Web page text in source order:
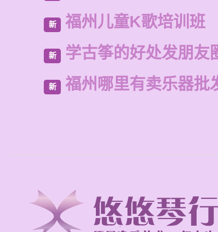
新 福州儿童K歌培训班
新 学古筝的好处发朋友
新 福州哪里有卖乐器批